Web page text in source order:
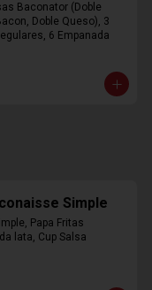
Baconator (Doble
Doble Queso), 3
6 Empanada
Simple
Papa Fritas
lata, Cup Salsa